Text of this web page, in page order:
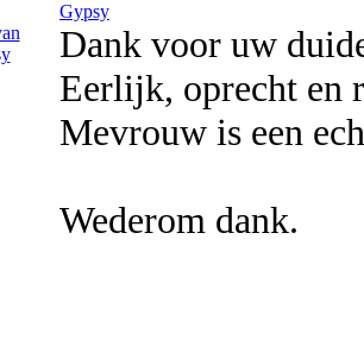
Gypsy
Dank voor uw
Eerlijk, oprecht en
Mevrouw is een
Wederom dank.